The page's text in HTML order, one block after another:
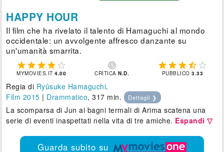
HAPPY HOUR
Il film che ha rivelato il talento di Hamaguchi al mondo
occidentale: un avvolgente affresco danzante su
un'umanità smarrita.
    
MYMOVIES.IT4.00

CRITICAN.D.
    
PUBBLICO3.33
Regia di Ryûsuke Hamaguchi.
Film 2015 | Drammatico, 317 min. Dettagli ❯
La scomparsa di Jun ai bagni termali di Arima scatena una
serie di eventi inaspettati nella vita di tre amiche. Espandi ▽
Guarda subito su